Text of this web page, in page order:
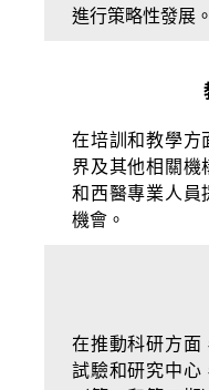
進行策略性發展。
在培訓和教學方
界及其他相關機
和西醫專業人員
機會。
在推動科研方面
試驗和研究中心